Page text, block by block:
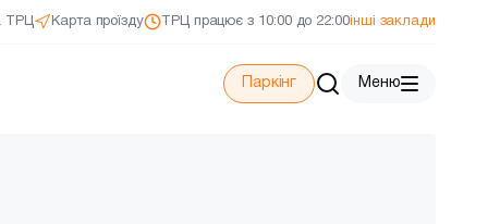
ТРЦ Карта проїзду ТРЦ працює з 10:00 до 22:00інші заклади
Паркінг Меню